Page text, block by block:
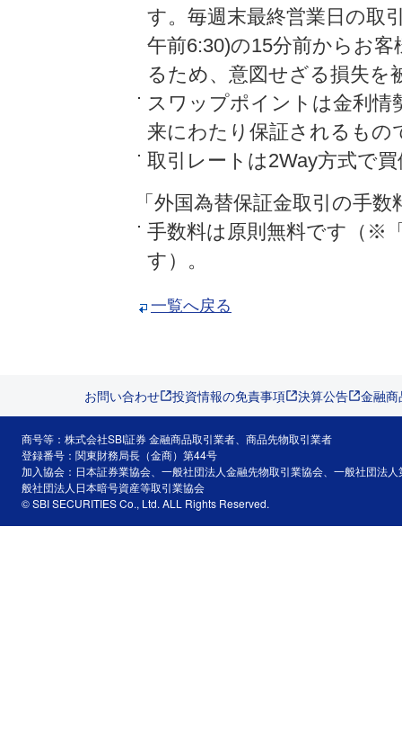
す。毎週末最終営業日の取
午前6:30)の15分前からお
るため、意図せざる損失を
スワップポイントは金利情
来にわたり保証されるもの
取引レートは2Way方式で
「外国為替保証金取引の手
手数料は原則無料です（※
す）。
一覧へ戻る
お問い合わせ 投資情報の免責事項 決算公告 金融
商号等：株式会社SBI証券 金融商品取引業者、商品先物取引業者
登録番号：関東財務局長（金商）第44号
加入協会：日本証券業協会、一般社団法人金融先物取引業協会、一般社団法
般社団法人日本暗号資産等取引業協会
© SBI SECURITIES Co., Ltd. ALL Rights Reserved.